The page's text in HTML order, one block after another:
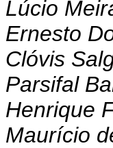
Lúcio
Ernesto
Clóvis
Parsifal
Henrique
Maurício